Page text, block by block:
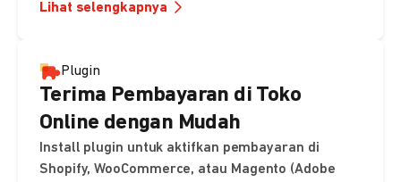
Lihat selengkapnya
Plugin
Terima Pembayaran di Toko
Online dengan Mudah
Install plugin untuk aktifkan pembayaran di
Shopify, WooCommerce, atau Magento (Adobe